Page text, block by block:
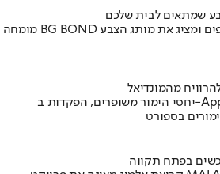
שמתאים לבית שלכם
מהמונדיאל
בספורט
בפתח תקווה